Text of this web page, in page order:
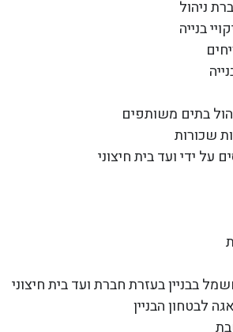
ניהול
בנייה
בתים משותפים
שכורות
על ידי ועד בית חיצוני
בבניין בעזרת חברת ועד בית חיצוני
לבטחון הבניין